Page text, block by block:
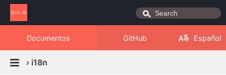
Documentos GitHub Español
› i18n